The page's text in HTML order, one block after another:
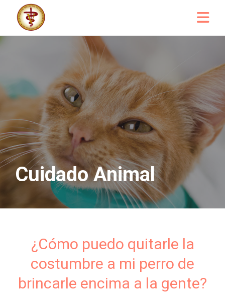
Cuidado Animal
¿Cómo puedo quitarle la
costumbre a mi perro de
brincarle encima a la gente?